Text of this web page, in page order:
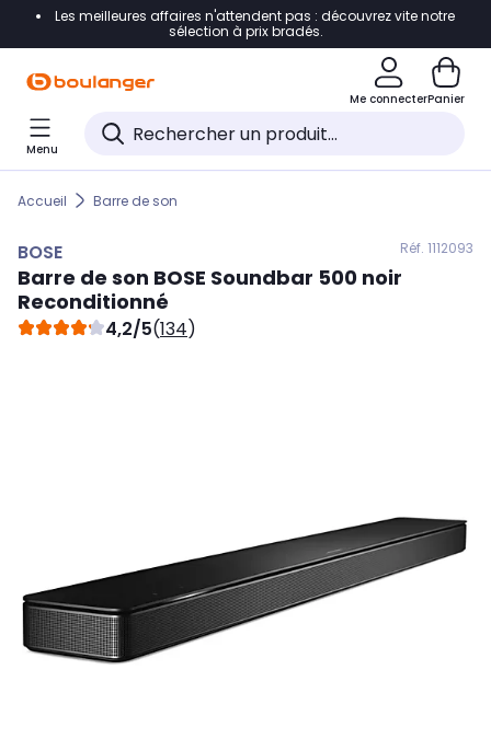
Accéder directement à la navigation
Accéder directement au pied de page
Accéder directement au chatbot
Les meilleures affaires n'attendent pas : découvrez vite notre
sélection à prix bradés.
Me connecterPanier
Menu
Accueil Barre de son
BOSE Réf. 1112093
Barre de son BOSE Soundbar 500 noir
Reconditionné
4,2/5(134)